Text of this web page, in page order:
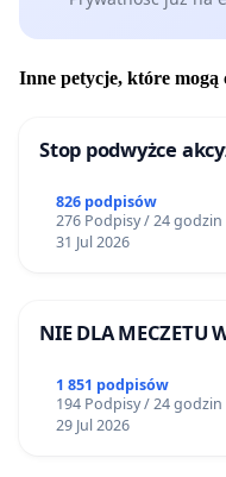
Inne petycje, które mogą
Stop podwyżce
826 podpisów
276 Podpisy / 24 godzin
31 Jul 2026
NIE DLA MECZETU
1 851 podpisów
194 Podpisy / 24 godzin
29 Jul 2026